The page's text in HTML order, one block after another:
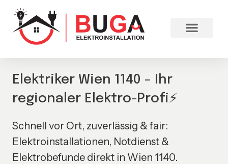
Elektriker Wien 1140 – Ihr
regionaler Elektro-Profi⚡
Schnell vor Ort, zuverlässig & fair:
Elektroinstallationen, Notdienst &
Elektrobefunde direkt in Wien 1140.